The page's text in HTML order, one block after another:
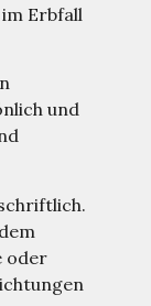
Erbfall
und
oder